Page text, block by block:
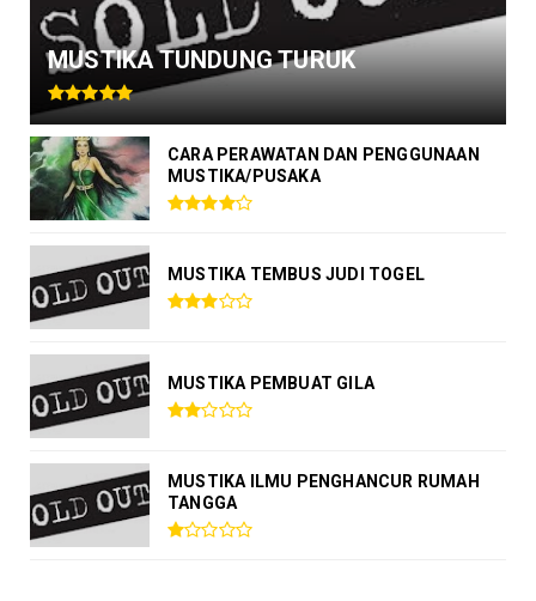
MUSTIKA TUNDUNG TURUK
CARA PERAWATAN DAN PENGGUNAAN
MUSTIKA/PUSAKA
MUSTIKA TEMBUS JUDI TOGEL
MUSTIKA PEMBUAT GILA
MUSTIKA ILMU PENGHANCUR RUMAH
TANGGA